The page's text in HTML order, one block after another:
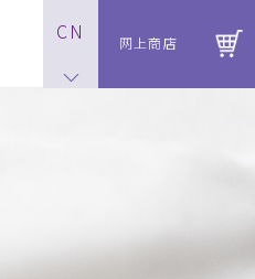
CN 网上商店